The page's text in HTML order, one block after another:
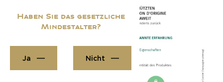
Haben Sie das gesetzliche
Mindestalter?
Ja Nicht